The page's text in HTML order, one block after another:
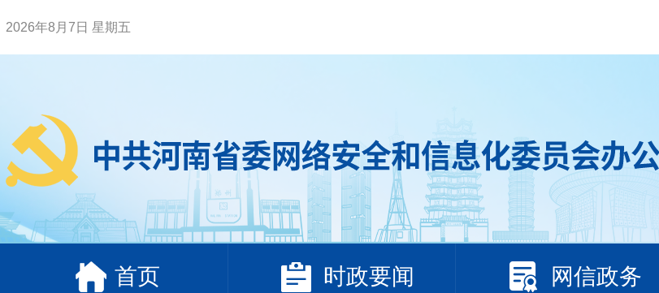
2026年8月7日 星期五
首页 时政要闻 网信政务